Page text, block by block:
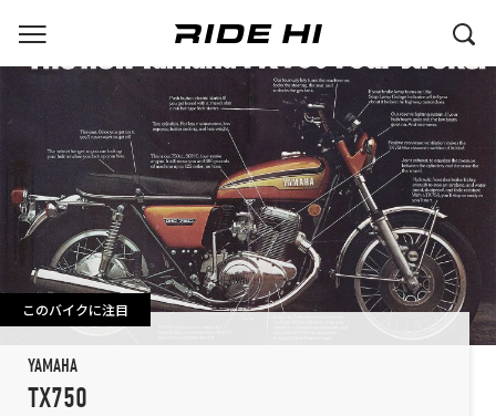
このバイクに注目
YAMAHA
TX750